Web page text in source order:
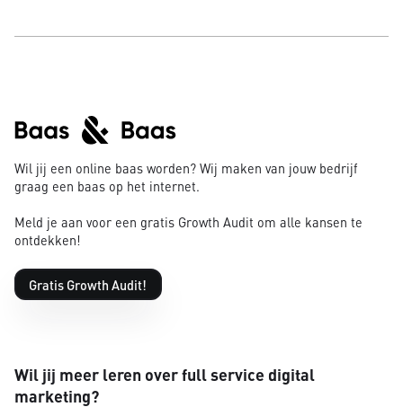
Wil jij een online baas worden? Wij maken van jouw bedrijf
graag een baas op het internet.
Meld je aan voor een gratis Growth Audit om alle kansen te
ontdekken!
Gratis Growth Audit!
Wil jij meer leren over full service digital
marketing?